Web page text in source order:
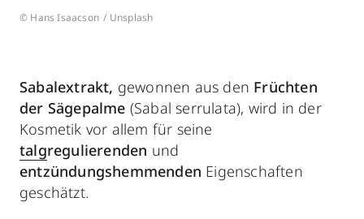
Aktionen
© Hans Isaacson / Unsplash
Sabalextrakt, gewonnen aus den Früchten
der Sägepalme (Sabal serrulata), wird in der
Kosmetik vor allem für seine
talgregulierenden und
entzündungshemmenden Eigenschaften
geschätzt.